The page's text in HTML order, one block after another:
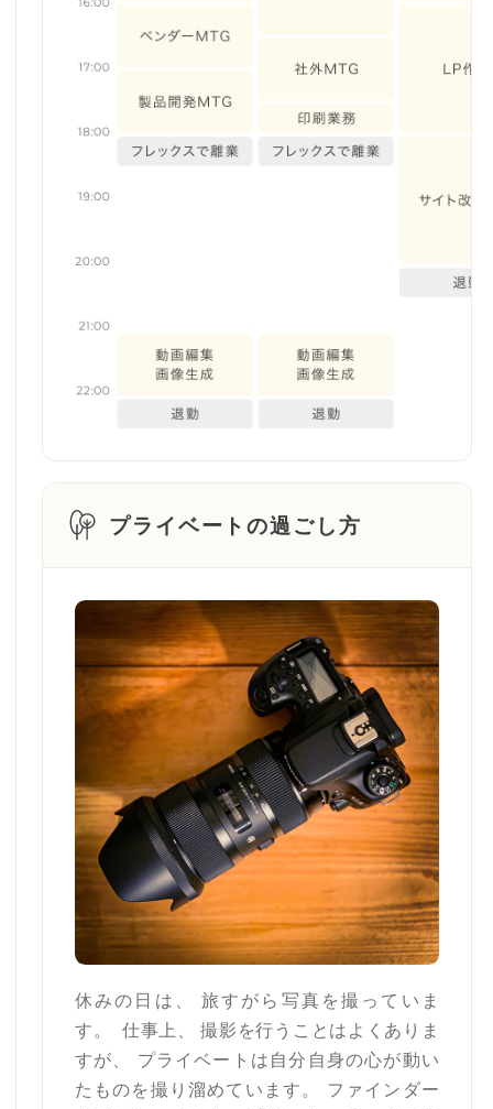
プライベートの過ごし方
休みの日は、 旅すがら写真を撮っていま
す。 仕事上、 撮影を行うことはよくありま
すが、 プライベートは自分自身の心が動い
たものを撮り溜めています。 ファインダー